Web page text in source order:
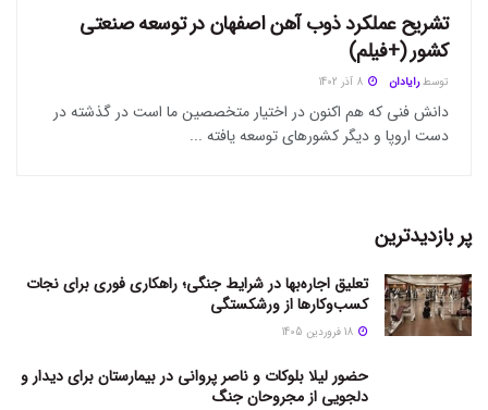
تشریح عملکرد ذوب آهن اصفهان در توسعه صنعتی
کشور (+فیلم)
توسط رایادان
دانش فنی که هم اکنون در اختیار متخصصین ما است در گذشته در
دست اروپا و دیگر کشور‌های توسعه یافته ...
پر بازدیدترین
تعلیق اجاره‌بها در شرایط جنگی؛ راهکاری فوری برای نجات
کسب‌وکارها از ورشکستگی
حضور لیلا بلوکات و ناصر پروانی در بیمارستان برای دیدار و
دلجویی از مجروحان جنگ